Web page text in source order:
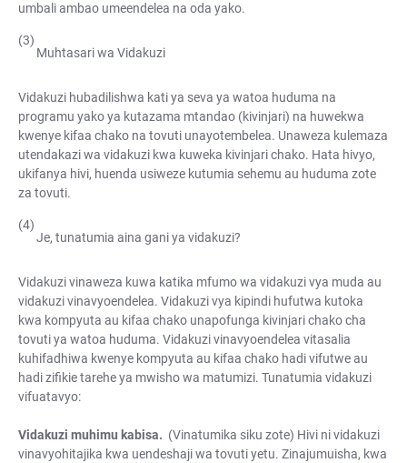
umbali ambao umeendelea na oda yako.
Muhtasari wa Vidakuzi
Vidakuzi hubadilishwa kati ya seva ya watoa huduma na
programu yako ya kutazama mtandao (kivinjari) na huwekwa
kwenye kifaa chako na tovuti unayotembelea. Unaweza kulemaza
utendakazi wa vidakuzi kwa kuweka kivinjari chako. Hata hivyo,
ukifanya hivi, huenda usiweze kutumia sehemu au huduma zote
za tovuti.
Je, tunatumia aina gani ya vidakuzi?
Vidakuzi vinaweza kuwa katika mfumo wa vidakuzi vya muda au
vidakuzi vinavyoendelea. Vidakuzi vya kipindi hufutwa kutoka
kwa kompyuta au kifaa chako unapofunga kivinjari chako cha
tovuti ya watoa huduma. Vidakuzi vinavyoendelea vitasalia
kuhifadhiwa kwenye kompyuta au kifaa chako hadi vifutwe au
hadi zifikie tarehe ya mwisho wa matumizi. Tunatumia vidakuzi
vifuatavyo:
Vidakuzi muhimu kabisa. (Vinatumika siku zote) Hivi ni vidakuzi
vinavyohitajika kwa uendeshaji wa tovuti yetu. Zinajumuisha, kwa